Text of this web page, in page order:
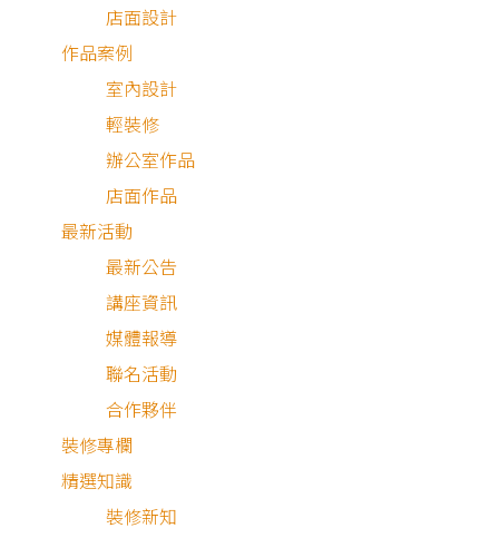
店面設計
作品案例
室內設計
輕裝修
辦公室作品
店面作品
最新活動
最新公告
講座資訊
媒體報導
聯名活動
合作夥伴
裝修專欄
精選知識
裝修新知
果你跟我們一樣，是第一次存了很久的頭期款、好不容
買下人生第一間房，卻對裝潢設計完全一頭霧水的人，真的
濰銨設計師。他會讓你在整個裝潢過程中感到安心、
照顧、也被理解。
我和先生第一次接觸濰銨時，我們的房子還在預售屋階段。
為買房小白，對未來的家充滿期待，同時也有很多不安。濰
非常貼心，清楚地向我們說明在這個階段該開始思考與準備
事情，帶著我們一步一步整理需求，包含生活習慣、收納空
的規劃與未來使用情境。等到正式討論設計圖時，每個空間